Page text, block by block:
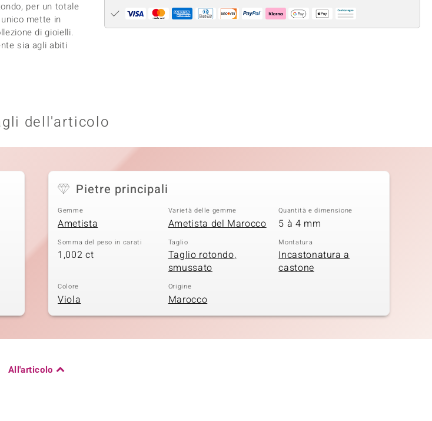
per un totale
mette in
di gioielli.
sia agli abiti
dell'articolo
Pietre principali
Gemme
Ametista
Varietà delle gemme
Ametista del Marocco
Quantità e dimensione
5 à 4 mm
Somma del peso in carati
1,002 ct
Taglio
Taglio rotondo,
smussato
Montatura
Incastonatura a
castone
Colore
Viola
Origine
Marocco
All'articolo